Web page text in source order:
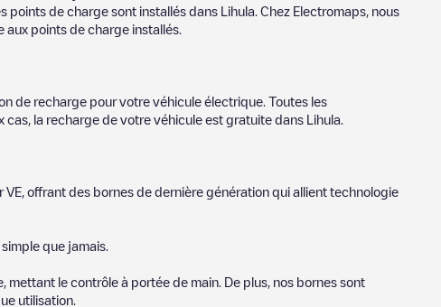
points de charge sont installés dans Lihula . Chez Electromaps, nous
points de charge installés.
de recharge pour votre véhicule électrique. Toutes les
cas, la recharge de votre véhicule est gratuite dans Lihula
offrant des bornes de dernière génération qui allient technologie
que jamais.
le contrôle à portée de main. De plus, nos bornes sont
utilisation.